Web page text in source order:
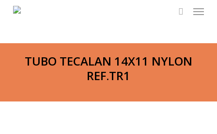
content
Menu
TUBO TECALAN 14X11 NYLON
REF.TR1